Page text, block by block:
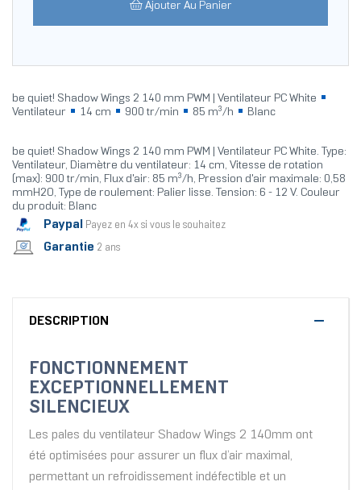
Ajouter Au Panier
be quiet! Shadow Wings 2 140 mm PWM | Ventilateur PC White
Ventilateur
14 cm 900 tr/min 85 m³/h Blanc
be quiet! Shadow Wings 2 140 mm PWM | Ventilateur PC White. Type:
Ventilateur, Diamètre du ventilateur: 14 cm, Vitesse de rotation
(max): 900 tr/min, Flux d'air: 85 m³/h, Pression d'air maximale: 0,58
mmH2O, Type de roulement: Palier lisse. Tension: 6 - 12 V. Couleur
du produit: Blanc
Paypal Payez en 4x si vous le souhaitez
Garantie 2 ans
DESCRIPTION
FONCTIONNEMENT
EXCEPTIONNELLEMENT
SILENCIEUX
Les pales du ventilateur Shadow Wings 2 140mm ont
été optimisées pour assurer un flux d’air maximal,
permettant un refroidissement indéfectible et un